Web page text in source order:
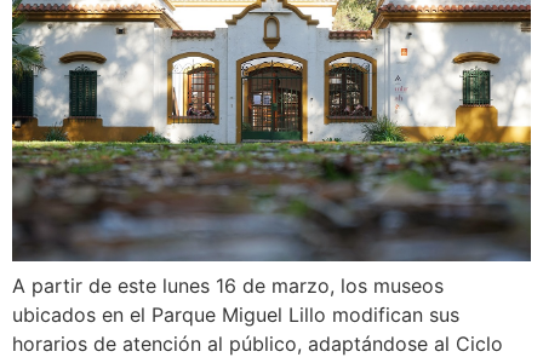
A partir de este lunes 16 de marzo, los museos
ubicados en el Parque Miguel Lillo modifican sus
horarios de atención al público, adaptándose al Ciclo